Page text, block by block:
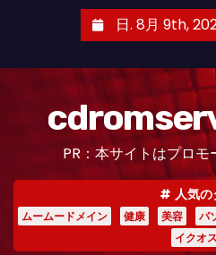
日. 8月 9th,
PR：本サイトはプロ
人気の
ムームードメイン 健康 美容 パ
イクオス